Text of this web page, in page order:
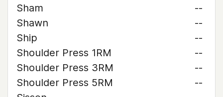
Sham
--
Shawn
--
Ship
--
Shoulder Press 1RM
--
Shoulder Press 3RM
--
Shoulder Press 5RM
--